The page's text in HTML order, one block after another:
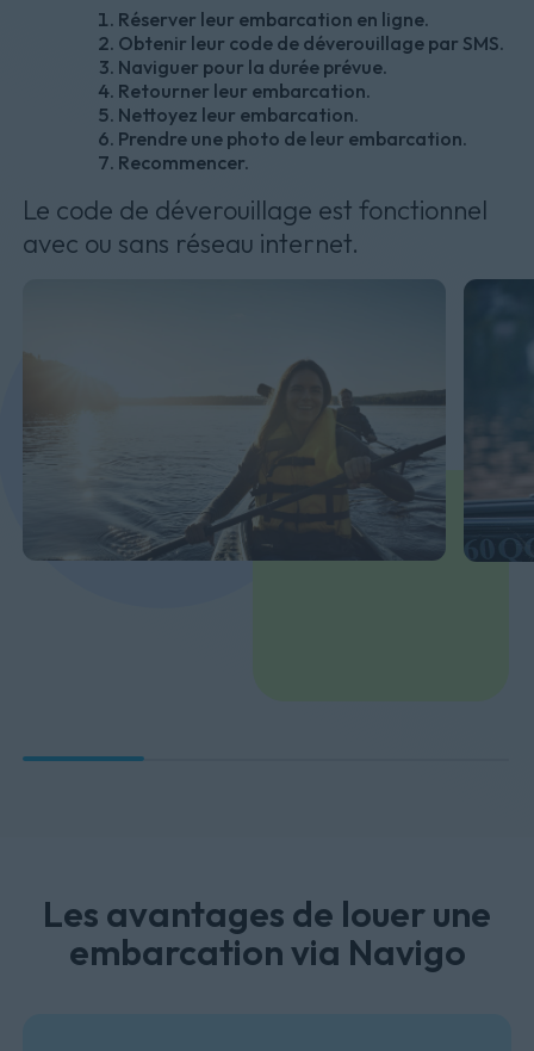
Réserver leur embarcation en ligne.
Obtenir leur code de déverouillage par SMS.
Naviguer pour la durée prévue.
Retourner leur embarcation.
Nettoyez leur embarcation.
Prendre une photo de leur embarcation.
Recommencer.
Le code de déverouillage est fonctionnel
avec ou sans réseau internet.
Les avantages de louer une
embarcation via Navigo